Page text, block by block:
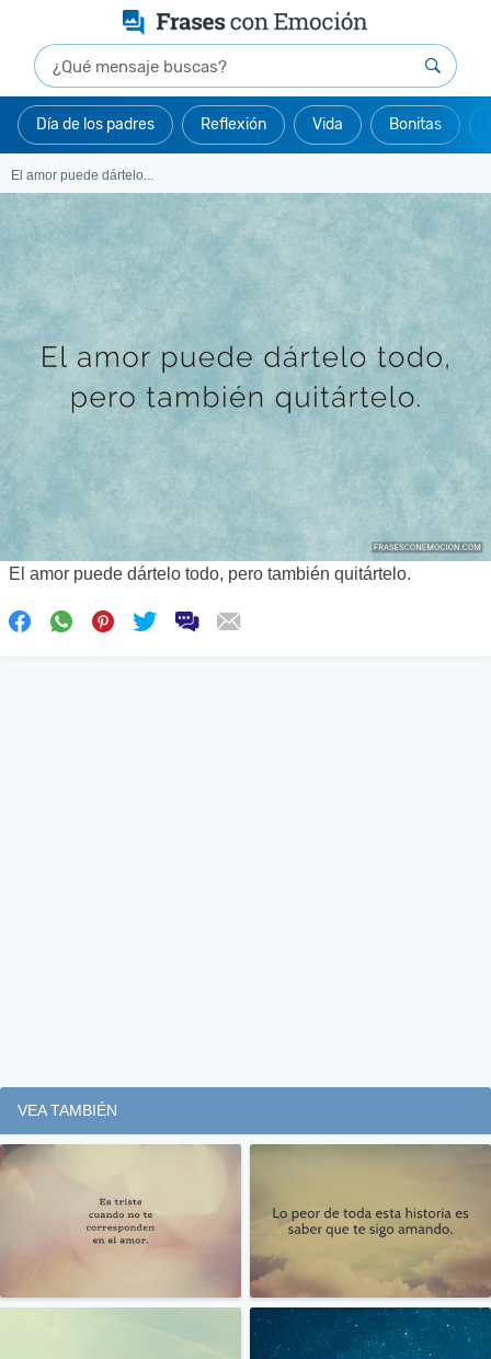
Día de los padres Reflexión Vida Bonitas
El amor puede dártelo...
El amor puede dártelo todo, pero también quitártelo.
VEA TAMBIÉN